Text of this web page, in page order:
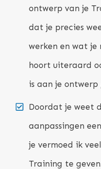
ontwerp van je
dat je precies
werken en wat je
hoort uiteraard
is aan je
Doordat je weet
aanpassingen
je vermoed ik
Training te